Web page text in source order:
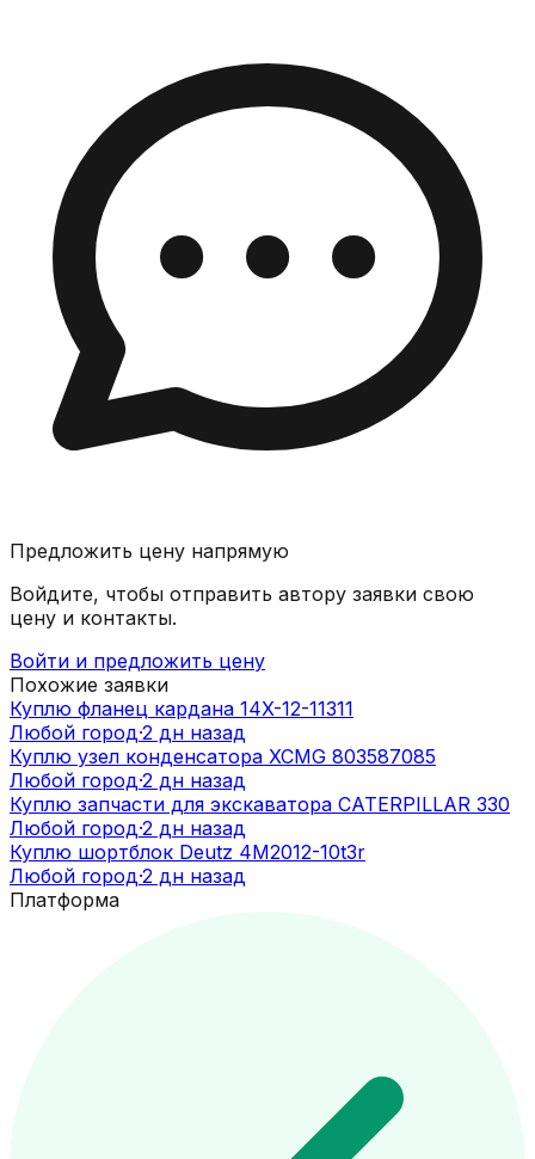
Предложить цену напрямую
Войдите, чтобы отправить автору заявки свою
цену и контакты.
Войти и предложить цену
Похожие заявки
Куплю фланец кардана 14X-12-11311
Любой город·2 дн назад
Куплю узел конденсатора XCMG 803587085
Любой город·2 дн назад
Куплю запчасти для экскаватора CATERPILLAR 330
Любой город·2 дн назад
Куплю шортблок Deutz 4M2012-10t3r
Любой город·2 дн назад
Платформа